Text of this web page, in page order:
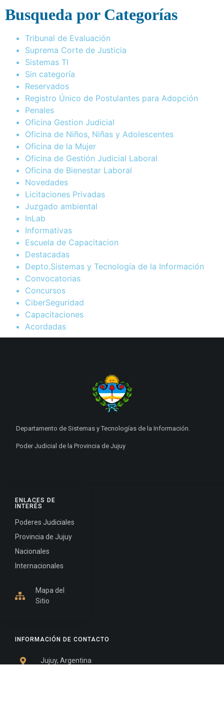
Busqueda por Categorías
Tribunal de Evaluación
Suprema Corte de Justicia
Sistemas TI
Sin categoría
Reservados
Registro Único de Postulantes para Adopción
Penales
Oficina Gestion Judicial
Oficina de Niños, Niñas y Adolescentes
Oficina de la Mujer
Oficina de Gestión Judicial Laboral
Oficina de Bienestar Laboral
Novedades
Licitaciones Privadas
Juzgado ambiental
InLab
Informativas
Escuela de Capacitacion
Destacadas
Depto.Sistemas y Tecnología de la Información
Convocatorias
Concursos
CiberSeguridad
Capacitaciones
Acordadas
INFORMACIÓN DE CONTACTO
Jujuy, Argentina
ENLACES DE
INTERÉS
Poderes Judiciales
Provincia de Jujuy
Nacionales
Internacionales
Mapa del
Sitio
Departamento de Sistemas y Tecnologías de la Información.
Poder Judicial de la Provincia de Jujuy